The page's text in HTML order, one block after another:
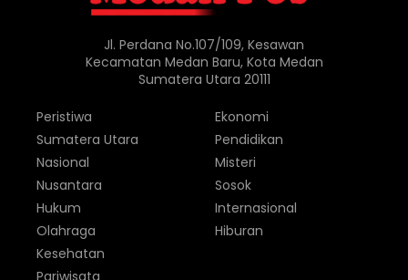
Jl. Perdana No.107/109, Kesawan
Kecamatan Medan Baru, Kota Medan
Sumatera Utara 20111
Peristiwa
Sumatera Utara
Nasional
Nusantara
Hukum
Olahraga
Ekonomi
Pendidikan
Misteri
Sosok
Internasional
Hiburan
Kesehatan
Pariwisata